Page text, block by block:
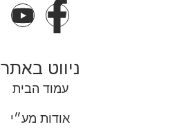
ניווט באתר
עמוד הבית
אודות מע״י